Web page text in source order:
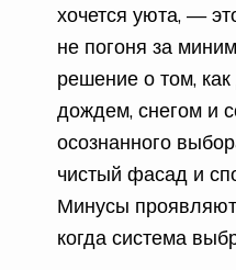
хочется уюта, —
не погоня за
решение о том,
дождем, снегом и
осознанного
чистый фасад и
Минусы
когда система